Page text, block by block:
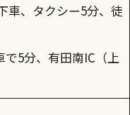
車、タクシー5分、徒
5分、有田南IC（上